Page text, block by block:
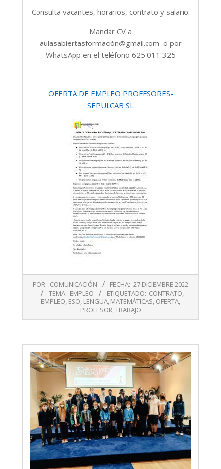
Consulta vacantes, horarios, contrato y salario.
Mandar CV a
aulasabiertasformación@gmail.com o por
WhatsApp en el teléfono 625 011 325
OFERTA DE EMPLEO PROFESORES-
SEPULCAB SL
12-
POR: COMUNICACIÓN FECHA: 27 DICIEMBRE 2022
TEMA: EMPLEO ETIQUETADO: CONTRATO,
EMPLEO, ESO, LENGUA, MATEMÁTICAS, OFERTA,
PROFESOR,TRABAJO